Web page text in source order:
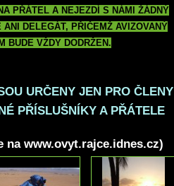
PŘÁTEL A NEJEZDÍ S NÁMI ŽÁDNÝ
ANI DELEGÁT, PŘIČEMŽ AVIZOVANÝ
BUDE VŽDY DODRŽEN.
URČENY JEN PRO ČLENY
PŘÍSLUŠNÍKY A PŘÁTELE
na www.ovyt.rajce.idnes.cz)